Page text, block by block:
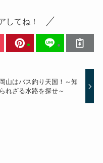
してね！
岡山はバス釣り天国！～知
られざる水路を探せ～